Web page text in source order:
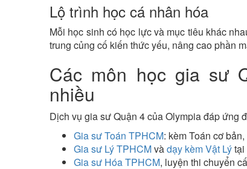
Lộ trình học cá nhân hóa
Mỗi học sinh có học lực và mục tiêu khác
trung củng cố kiến thức yếu, nâng cao phần
Các môn học gia sư
nhiều
Dịch vụ gia sư Quận 4 của Olympia đáp ứng
Gia sư Toán TPHCM: kèm Toán cơ
Gia sư Lý TPHCMvàdạy kèm Vật Lýtại
Gia sư Hóa TPHCM, luyện thi chuyển